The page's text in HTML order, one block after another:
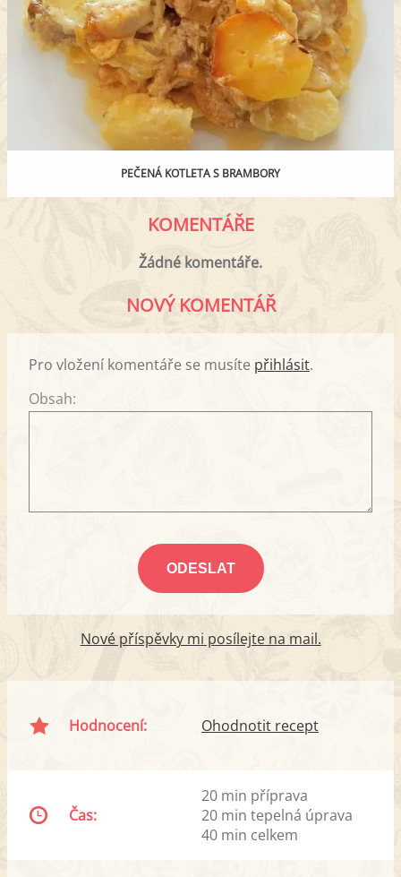
PEČENÁ KOTLETA S BRAMBORY
KOMENTÁŘE
Žádné komentáře.
NOVÝ KOMENTÁŘ
Pro vložení komentáře se musíte přihlásit.
Obsah:
Nové příspěvky mi posílejte na mail.
Hodnocení: Ohodnotit recept
Čas:
20 min příprava
20 min tepelná úprava
40 min celkem